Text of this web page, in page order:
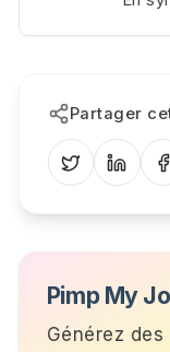
Partager
Pimp My
Générez